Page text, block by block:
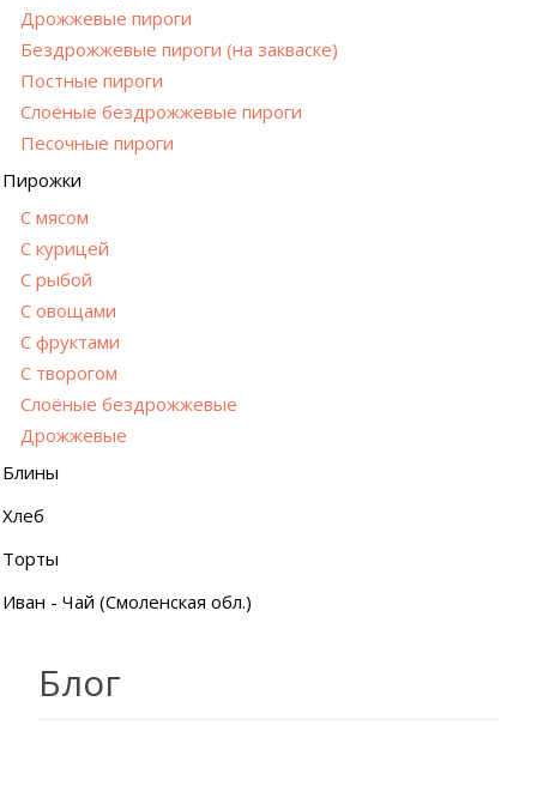
Дрожжевые пироги
Бездрожжевые пироги (на закваске)
Постные пироги
Cлоёные бездрожжевые пироги
Песочные пироги
Пирожки
С мясом
С курицей
С рыбой
С овощами
С фруктами
С творогом
Слоёные бездрожжевые
Дрожжевые
Блины
Хлеб
Торты
Иван - Чай (Смоленская обл.)
Блог